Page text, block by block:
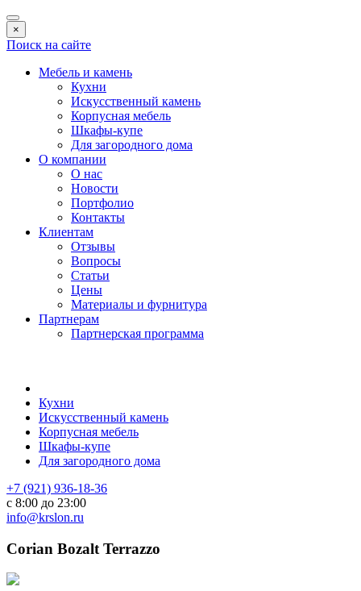
×
Поиск на сайте
Мебель и камень
Кухни
Искусственный камень
Корпусная мебель
Шкафы-купе
Для загородного дома
О компании
О нас
Новости
Портфолио
Контакты
Клиентам
Отзывы
Вопросы
Статьи
Цены
Материалы и фурнитура
Партнерам
Партнерская программа
Кухни
Искусственный камень
Корпусная мебель
Шкафы-купе
Для загородного дома
+7 (921) 936-18-36
с 8:00 до 23:00
info@krslon.ru
Corian Bozalt Terrazzo